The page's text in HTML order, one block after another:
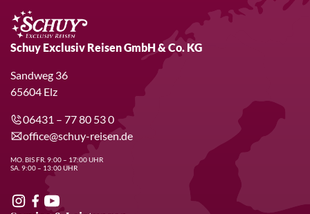
Schuy Exclusiv Reisen GmbH & Co. KG
Sandweg 36
65604 Elz
06431 – 77 80 53 0
office@schuy-reisen.de
MO. BIS FR. 9:00 – 17:00 UHR
SA. 9:00 – 13:00 UHR